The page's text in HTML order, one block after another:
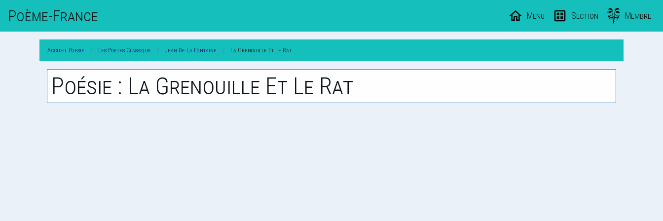
Poème-FrAnce Menu Section Membre
Accueil Poesie Les Poetes Classique Jean De La Fontaine La Grenouille Et Le Rat
Poésie : La Grenouille Et Le Rat